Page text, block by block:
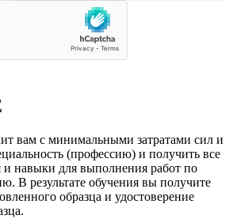
вам с минимальными затратами сил и
(профессию) и получить все
и навыки для выполнения работ по
В результате обучения вы получите
образца и удостоверение